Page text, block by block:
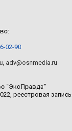
02-90
, adv@osnmedia.ru
"ЭкоПравда"
реестровая запись